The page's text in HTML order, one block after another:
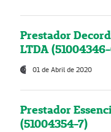
Prestador
LTDA
01 de Abril de 2020
Prestador
(51004354-7)